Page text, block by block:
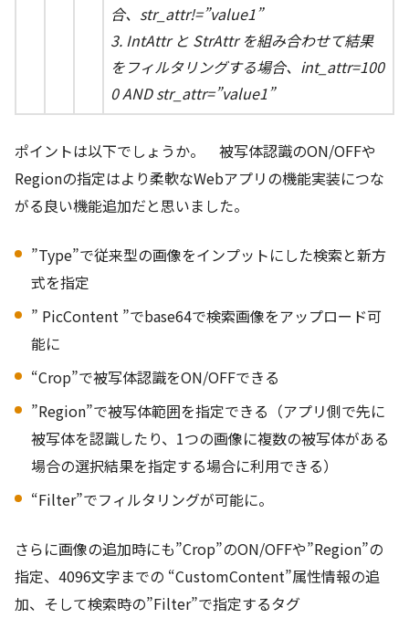
合、str_attr!=”value1”
3. IntAttr と StrAttr を組み合わせて結果
をフィルタリングする場合、int_attr=100
0 AND str_attr=”value1”
ポイントは以下でしょうか。 被写体認識のON/OFFや
Regionの指定はより柔軟なWebアプリの機能実装につな
がる良い機能追加だと思いました。
”Type”で従来型の画像をインプットにした検索と新方
式を指定
” PicContent ”でbase64で検索画像をアップロード可
能に
“Crop”で被写体認識をON/OFFできる
”Region”で被写体範囲を指定できる（アプリ側で先に
被写体を認識したり、1つの画像に複数の被写体がある
場合の選択結果を指定する場合に利用できる）
“Filter”でフィルタリングが可能に。
さらに画像の追加時にも”Crop”のON/OFFや”Region”の
指定、4096文字までの “CustomContent”属性情報の追
加、そして検索時の”Filter”で指定するタグ